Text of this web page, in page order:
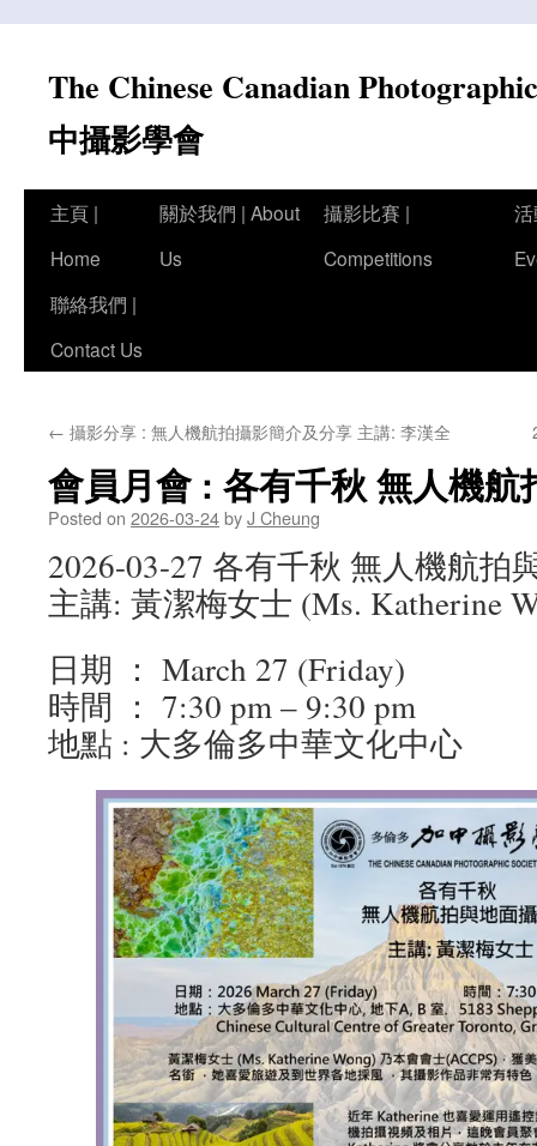
contentThe Chinese Canadian
中攝影學會
主頁 |
Home
關於我們 | About
Us
攝影比賽 |
Competitions
聯絡我們 |
Contact Us
← 攝影分享 : 無人機航拍攝影簡介及分享 主講: 李漢全
會員月會 : 各有千秋 無人機航
Posted on 2026-03-24byJ Cheung
2026-03-27 各有千秋 無人機航拍
主講: 黃潔梅女士 (Ms. Katherine
日期 ： March 27 (Friday)
時間 ： 7:30 pm – 9:30 pm
地點 : 大多倫多中華文化中心